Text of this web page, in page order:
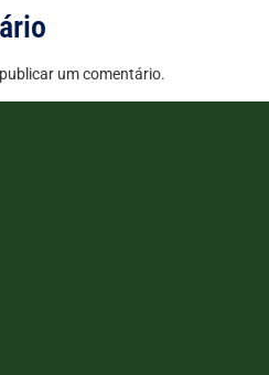
um comentário.